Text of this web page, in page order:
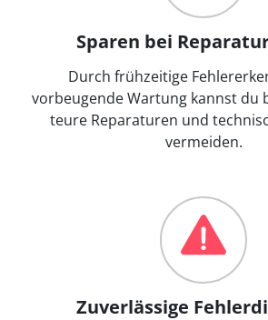
Sparen bei
Durch frühzeitige
vorbeugende Wartung kannst du
teure Reparaturen und
vermeiden.
Zuverlässige